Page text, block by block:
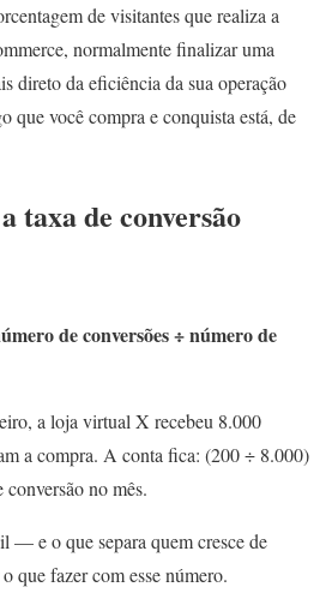
de visitantes que realiza a
normalmente finalizar uma
direto da eficiência da sua operação
que você compra e conquista está, de
taxa de conversão
de conversões ÷ número de
a loja virtual X recebeu 8.000
a compra. A conta fica: (200 ÷ 8.000)
conversão no mês.
e o que separa quem cresce de
que fazer com esse número.